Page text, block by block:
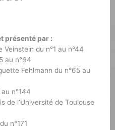
présenté par :
du n°1 au n°44
au n°64
Fehlmann du n°65 au
n°144
de l’Université de Toulouse
n°171